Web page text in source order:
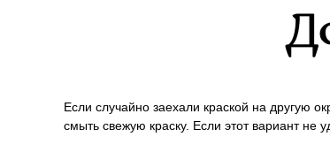
Если случайно заехали краской на другую
смыть свежую краску. Если этот вариант не